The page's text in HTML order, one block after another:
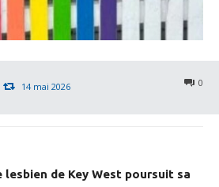
0
14 mai 2026
lesbien de Key West poursuit sa